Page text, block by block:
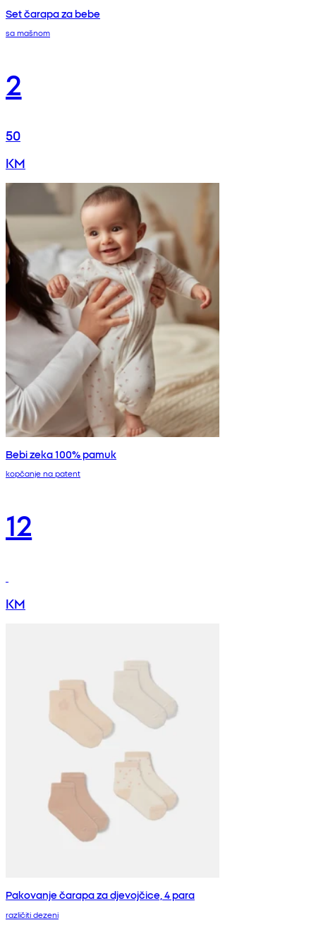
Set čarapa za bebe
sa mašnom
2
50
KM
Bebi zeka 100% pamuk
kopčanje na patent
12
KM
Pakovanje čarapa za djevojčice, 4 para
različiti dezeni